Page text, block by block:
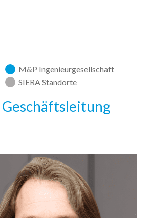
​M&P Ingenieurgesellschaft
SIERA Standorte
Geschäftsleitung